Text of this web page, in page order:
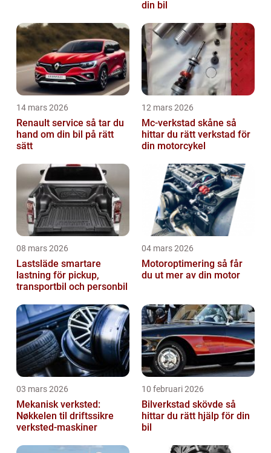
din bil
14 mars 2026
Renault service så tar du
hand om din bil på rätt
sätt
12 mars 2026
Mc-verkstad skåne så
hittar du rätt verkstad för
din motorcykel
08 mars 2026
Lastsläde smartare
lastning för pickup,
transportbil och personbil
04 mars 2026
Motoroptimering så får
du ut mer av din motor
03 mars 2026
Mekanisk verksted:
Nøkkelen til driftssikre
verksted-maskiner
10 februari 2026
Bilverkstad skövde så
hittar du rätt hjälp för din
bil